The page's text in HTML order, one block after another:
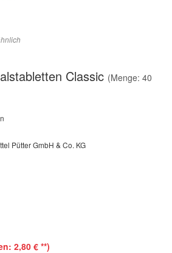
Classic (Menge: 40
Pütter GmbH & Co. KG
2,80 € **)